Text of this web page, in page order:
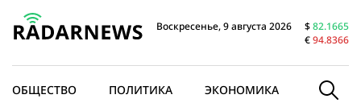
Воскресенье, 9 августа 2026 $82.1665
€94.8366
ОБЩЕСТВО ПОЛИТИКА ЭКОНОМИКА В МИРЕ